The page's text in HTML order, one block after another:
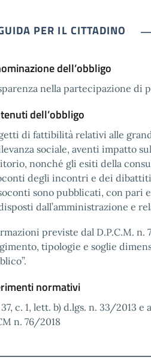
PER IL CITTADINO
dell’obbligo
nella partecipazione
dell’obbligo
di fattibilità relativi alle
sociale, aventi impatto
nonché gli esiti della
degli incontri e dei
sono pubblicati, con pari
dall’amministrazione e
previste dal D.P.C.M. n.
tipologie e soglie
normativi
c. 1, lett. b) d.lgs. n. 33/2013 e
n. 76/2018